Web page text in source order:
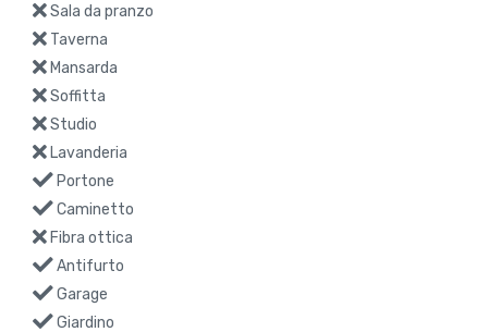
Sala da pranzo
Taverna
Mansarda
Soffitta
Studio
Lavanderia
Portone
Caminetto
Fibra ottica
Antifurto
Garage
Giardino